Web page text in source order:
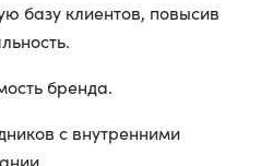
базу клиентов, повысив
бренда.
с внутренними